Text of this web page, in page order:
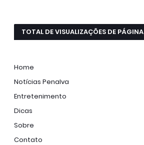
TOTAL DE VISUALIZAÇÕES DE PÁGINA
Home
Notícias Penalva
Entretenimento
Dicas
Sobre
Contato